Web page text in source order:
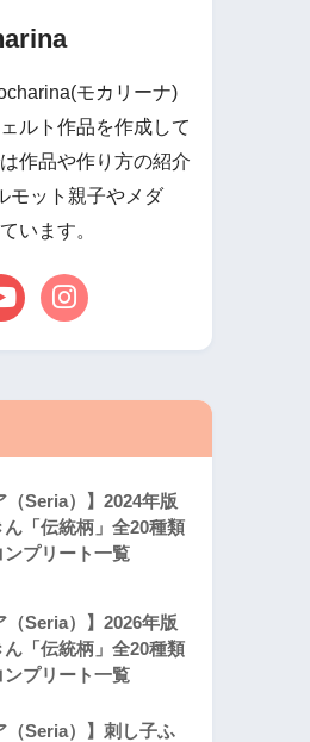
モカリーナ)
ルト作品を作成して
作品や作り方の紹介
モット親子やメダ
います。
（Seria）】2024年版
「伝統柄」全20種類
ンプリート一覧
（Seria）】2026年版
「伝統柄」全20種類
ンプリート一覧
（Seria）】刺し子ふ